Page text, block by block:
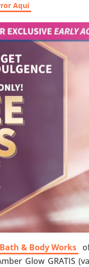
Aquí
Bath & Body Works
Glow GRATIS